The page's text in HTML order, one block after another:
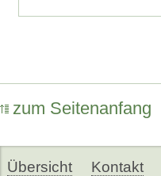
zum Seitenanfang
Übersicht Kontakt